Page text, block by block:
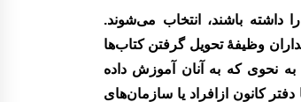
داشته باشند، انتخاب ‌می‌شوند.
وظیفۀ تحویل گرفتن کتاب‌ها
به نحوی که به آنان آموزش داده
کانون ازافراد یا سازمان‌های